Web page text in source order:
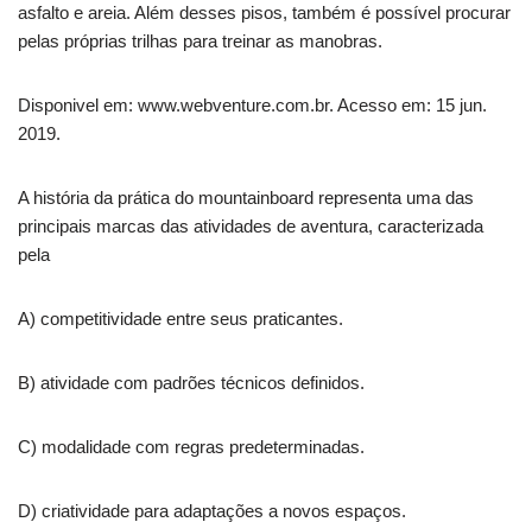
asfalto e areia. Além desses pisos, também é possível procurar
pelas próprias trilhas para treinar as manobras.
Disponivel em: www.webventure.com.br. Acesso em: 15 jun.
2019.
A história da prática do mountainboard representa uma das
principais marcas das atividades de aventura, caracterizada
pela
A) competitividade entre seus praticantes.
B) atividade com padrões técnicos definidos.
C) modalidade com regras predeterminadas.
D) criatividade para adaptações a novos espaços.